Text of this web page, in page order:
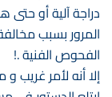
دراجة آلية أو حتى
المرور بسبب
الفحوص الفنية .!
إلا أنه لأمر